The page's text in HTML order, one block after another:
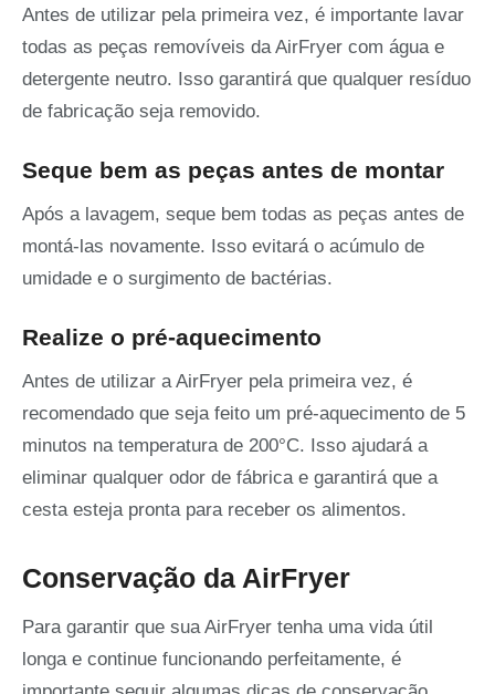
Antes de utilizar pela primeira vez, é importante lavar
todas as peças removíveis da AirFryer com água e
detergente neutro. Isso garantirá que qualquer resíduo
de fabricação seja removido.
Seque bem as peças antes de montar
Após a lavagem, seque bem todas as peças antes de
montá-las novamente. Isso evitará o acúmulo de
umidade e o surgimento de bactérias.
Realize o pré-aquecimento
Antes de utilizar a AirFryer pela primeira vez, é
recomendado que seja feito um pré-aquecimento de 5
minutos na temperatura de 200°C. Isso ajudará a
eliminar qualquer odor de fábrica e garantirá que a
cesta esteja pronta para receber os alimentos.
Conservação da AirFryer
Para garantir que sua AirFryer tenha uma vida útil
longa e continue funcionando perfeitamente, é